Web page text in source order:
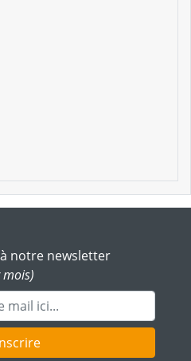
notre newsletter